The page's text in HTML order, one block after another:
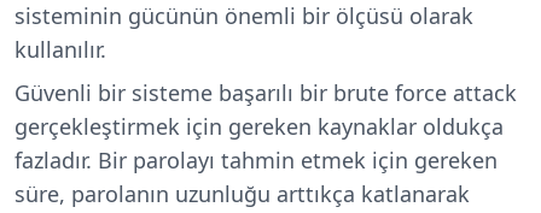
sisteminin gücünün önemli bir ölçüsü olarak
kullanılır.
Güvenli bir sisteme başarılı bir brute force attack
gerçekleştirmek için gereken kaynaklar oldukça
fazladır. Bir parolayı tahmin etmek için gereken
süre, parolanın uzunluğu arttıkça katlanarak